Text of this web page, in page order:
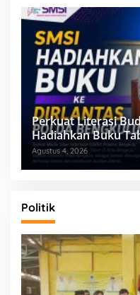
Perkuat Literasi
Hadiahkan Buku
Agustus 4, 2026
Politik